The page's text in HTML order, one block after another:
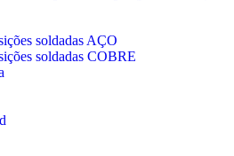
soldadas AÇO
soldadas COBRE